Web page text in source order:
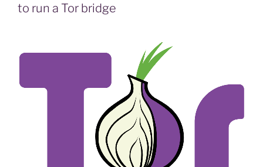
to run a Tor bridge